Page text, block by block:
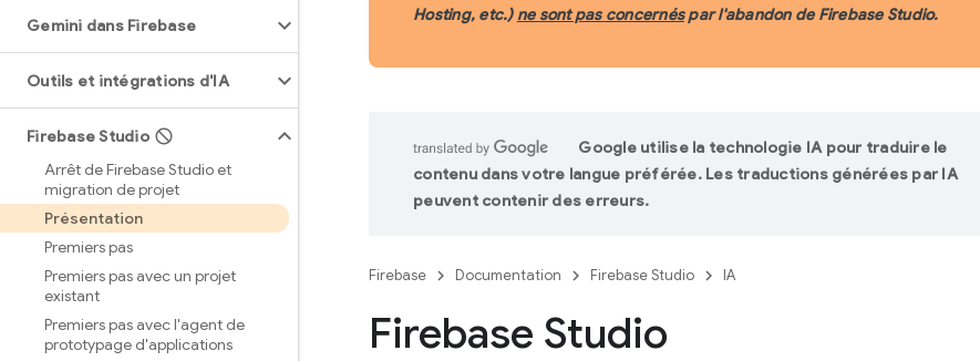
Gemini dans Firebase
Outils et intégrations d'IA
Firebase Studio
Arrêt de Firebase Studio et
migration de projet
Présentation
Premiers pas
Premiers pas avec un projet
existant
Premiers pas avec l'agent de
prototypage d'applications
Hosting, etc.) ne sont pas concernéspar l'abandon de Firebase Studio.
Google utilise la technologie IA pour traduire le
contenu dans votre langue préférée. Les traductions générées par IA
peuvent contenir des erreurs.
Firebase Documentation Firebase Studio IA
Firebase Studio